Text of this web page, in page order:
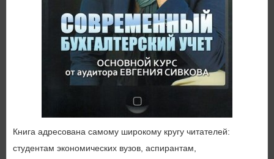
Книга адресована самому широкому кругу читателей:
студентам экономических вузов, аспирантам,